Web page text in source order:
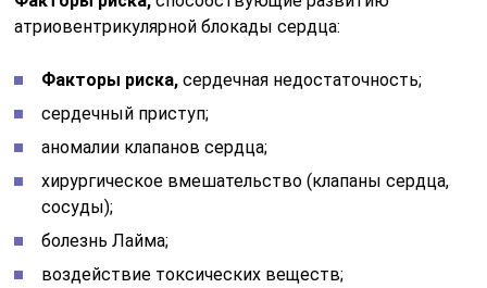
атриовентрикулярной блокады сердца:
Факторы риска, сердечная недостаточность;
сердечный приступ;
аномалии клапанов сердца;
хирургическое вмешательство (клапаны сердца,
сосуды);
болезнь Лайма;
воздействие токсических веществ;